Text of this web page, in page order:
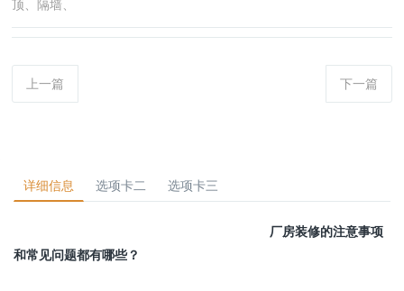
顶、隔墙、
上一篇 下一篇
详细信息 选项卡二 选项卡三
厂房装修的注意事项
和常见问题都有哪些？